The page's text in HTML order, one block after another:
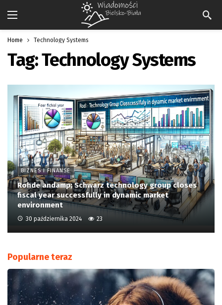
Home Technology Systems
Tag:Technology Systems
BIZNES I FINANSE
Rohde andamp; Schwarz technology group closes
fiscal year successfully in dynamic market
environment
30 października 2024 23
Popularne teraz